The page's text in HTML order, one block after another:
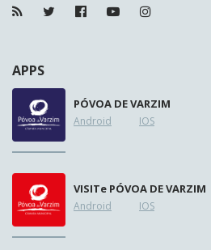
APPS
PÓVOA DE VARZIM
Android IOS
VISITe PÓVOA DE VARZIM
Android IOS